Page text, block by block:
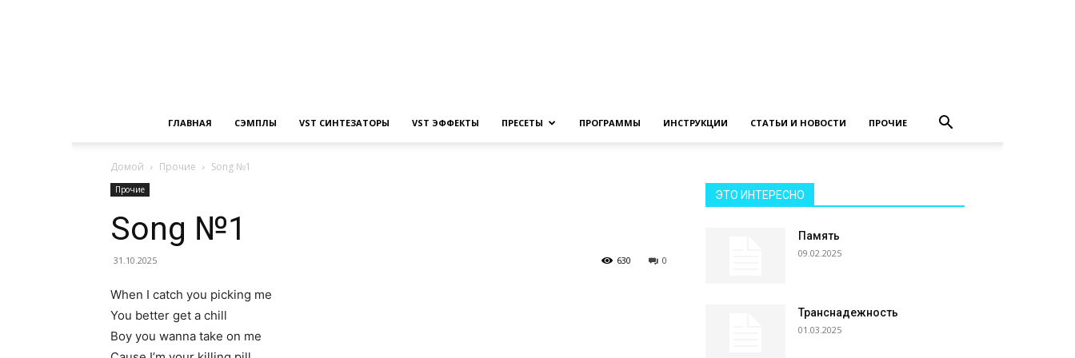
ГЛАВНАЯ СЭМПЛЫ VST СИНТЕЗАТОРЫ VST ЭФФЕКТЫ ПРЕСЕТЫ ПРОГРАММЫ ИНСТРУКЦИИ СТАТЬИ И НОВОСТИ ПРОЧИЕ
Домой Прочие Song №1
Прочие
Song №1
31.10.2025 0
630
When I catch you picking me
You better get a chill
Boy you wanna take on me
ЭТО ИНТЕРЕСНО
Память
09.02.2025
Транснадежность
01.03.2025